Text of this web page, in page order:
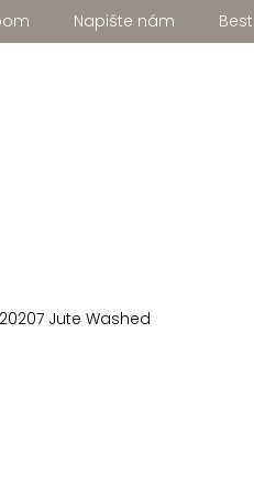
Napište nám
Jute Washed